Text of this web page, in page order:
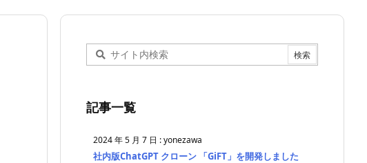
記事一覧
2024 年 5 月 7 日 :yonezawa
社内版ChatGPT クローン 「GiFT」を開発しました